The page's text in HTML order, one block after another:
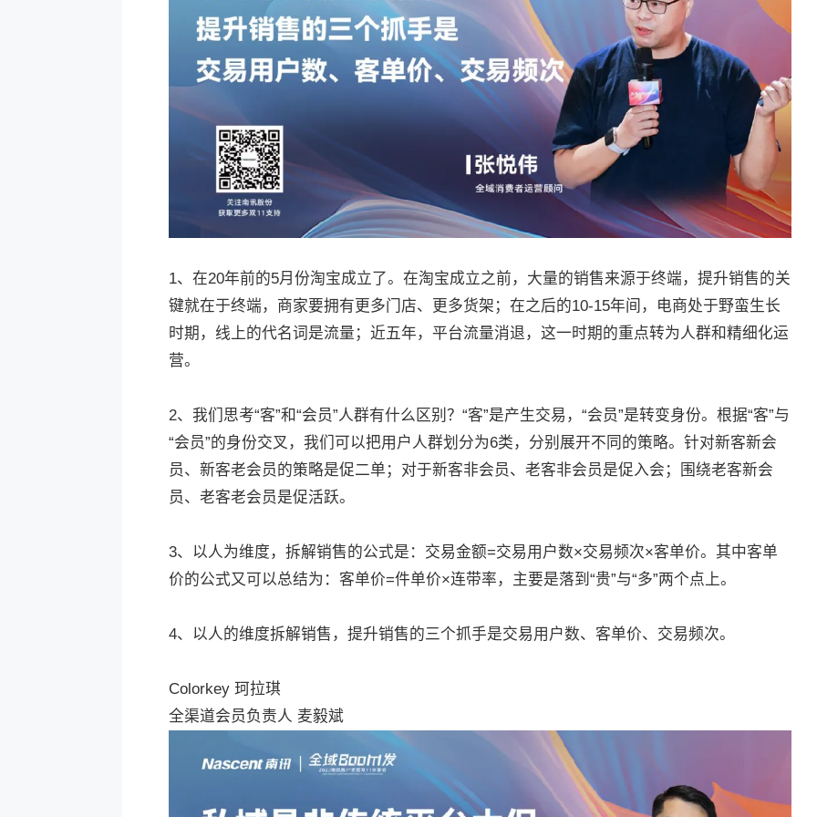
1、在20年前的5月份淘宝成立了。在淘宝成立之前，大量的销售来源于终端，提升销售的关
键就在于终端，商家要拥有更多门店、更多货架；在之后的10-15年间，电商处于野蛮生长
时期，线上的代名词是流量；近五年，平台流量消退，这一时期的重点转为人群和精细化运
营。
2、我们思考“客”和“会员”人群有什么区别？“客”是产生交易，“会员”是转变身份。根据“客”与
“会员”的身份交叉，我们可以把用户人群划分为6类，分别展开不同的策略。针对新客新会
员、新客老会员的策略是促二单；对于新客非会员、老客非会员是促入会；围绕老客新会
员、老客老会员是促活跃。
3、以人为维度，拆解销售的公式是：交易金额=交易用户数×交易频次×客单价。其中客单
价的公式又可以总结为：客单价=件单价×连带率，主要是落到“贵”与“多”两个点上。
4、以人的维度拆解销售，提升销售的三个抓手是交易用户数、客单价、交易频次。
Colorkey 珂拉琪
全渠道会员负责人 麦毅斌